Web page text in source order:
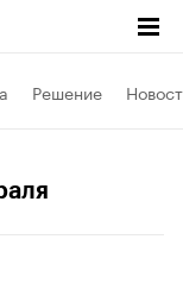
Решение